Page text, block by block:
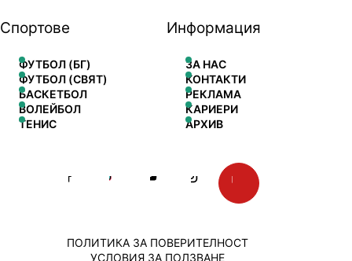
Спортове
ФУТБОЛ (БГ)
ФУТБОЛ (СВЯТ)
БАСКЕТБОЛ
ВОЛЕЙБОЛ
ТЕНИС
Информация
ЗА НАС
КОНТАКТИ
РЕКЛАМА
КАРИЕРИ
АРХИВ
ПОЛИТИКА ЗА ПОВЕРИТЕЛНОСТ
УСЛОВИЯ ЗА ПОЛЗВАНЕ